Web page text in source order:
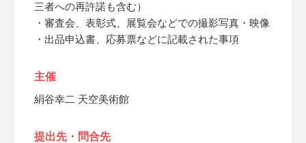
三者への再許諾も含む）
・審査会、表彰式、展覧会などでの撮影写真・映像
・出品申込書、応募票などに記載された事項
主催
絹谷幸二 天空美術館
提出先・問合先